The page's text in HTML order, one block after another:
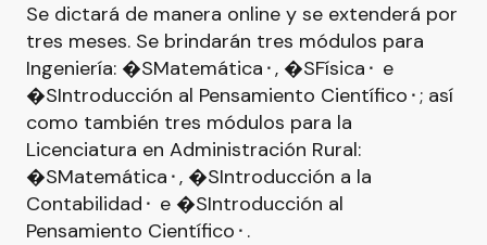
Se dictará de manera online y se extenderá por
tres meses. Se brindarán tres módulos para
Ingeniería: �SMatemática⬝, �SFísica⬝ e
�SIntroducción al Pensamiento Científico⬝; así
como también tres módulos para la
Licenciatura en Administración Rural:
�SMatemática⬝, �SIntroducción a la
Contabilidad⬝ e �SIntroducción al
Pensamiento Científico⬝.